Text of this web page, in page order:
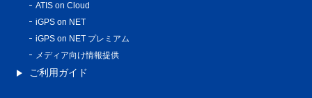
ATIS on Cloud
iGPS on NET
iGPS on NET プレミアム
メディア向け情報提供
ご利用ガイド